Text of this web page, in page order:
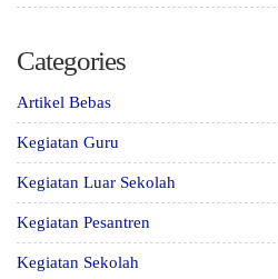
Categories
Artikel Bebas
Kegiatan Guru
Kegiatan Luar Sekolah
Kegiatan Pesantren
Kegiatan Sekolah